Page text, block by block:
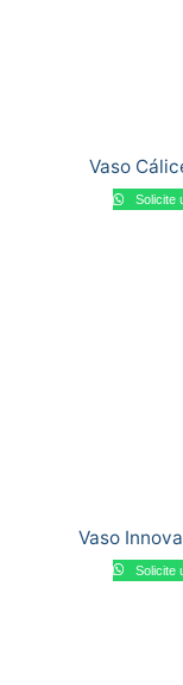
Vaso
Solicite
Vaso
Solicite